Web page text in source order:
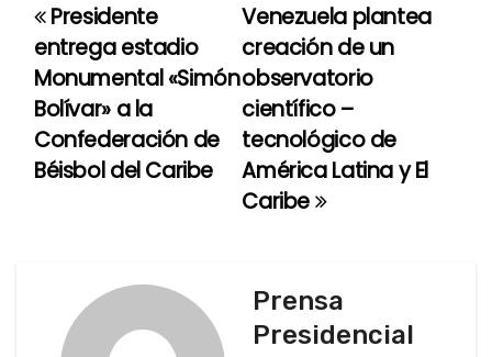
N
a
v
e
Venezuela plantea
creación de un
observatorio
científico –
tecnológico de
América Latina y El
Caribe
Presidente
entrega estadio
Monumental «Simón
Bolívar» a la
Confederación de
Béisbol del Caribe
Prensa
Presidencial